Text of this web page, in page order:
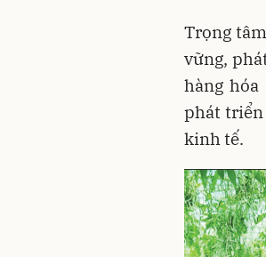
Trọng
vững,
hàng
phát triển
kinh tế.